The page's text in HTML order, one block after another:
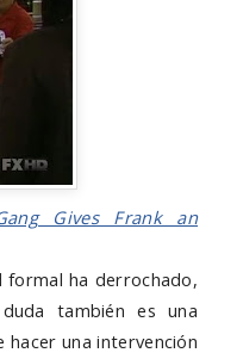
Gives Frank an
formal ha derrochado,
también es una
una intervención